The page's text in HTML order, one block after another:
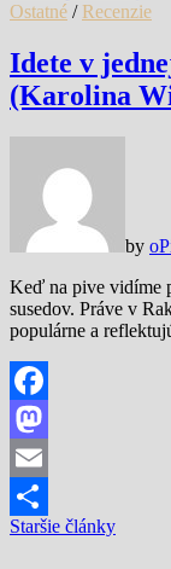
Ostatné / Recenzie
Idete v
(Karolina
by
Keď na pive vidíme
susedov. Práve v
populárne a
Facebook
Mastodon
Email
Share
Navigácia
Staršie články